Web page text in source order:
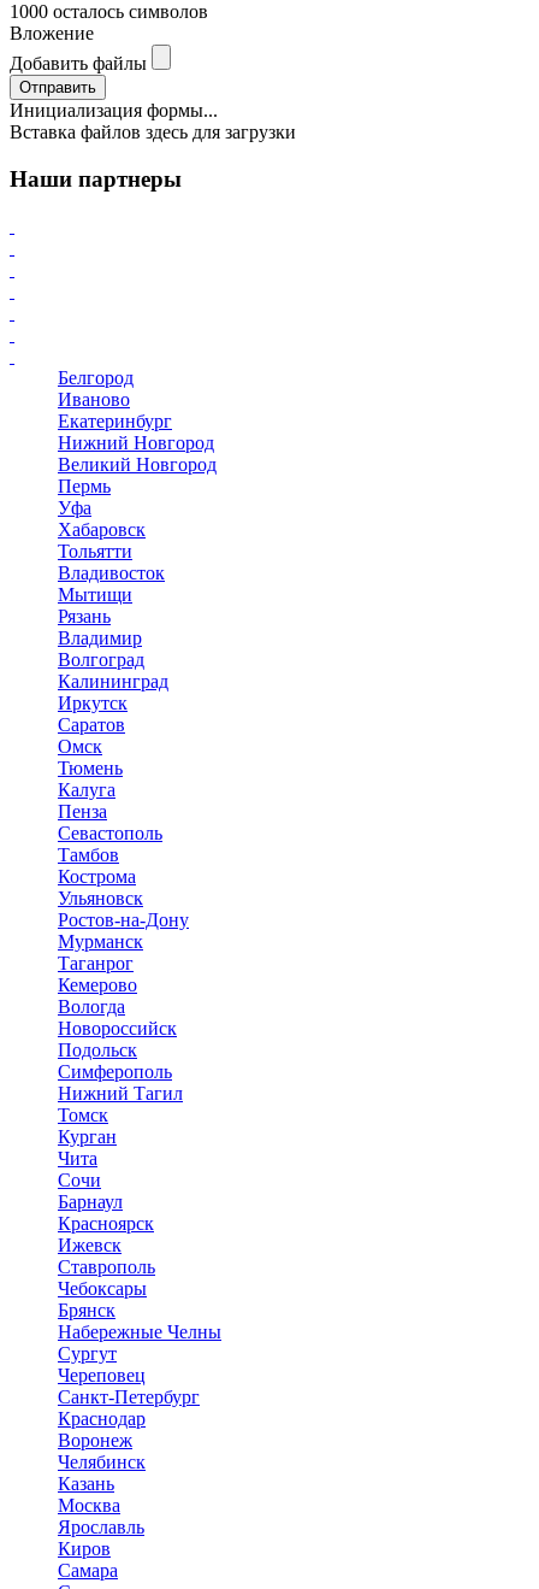
1000 осталось символов
Вложение
Добавить файлы
Отправить
Инициализация формы...
Вставка файлов здесь для загрузки
Наши партнеры
Белгород
Иваново
Екатеринбург
Нижний Новгород
Великий Новгород
Пермь
Уфа
Хабаровск
Тольятти
Владивосток
Мытищи
Рязань
Владимир
Волгоград
Калининград
Иркутск
Саратов
Омск
Тюмень
Калуга
Пенза
Севастополь
Тамбов
Кострома
Ульяновск
Ростов-на-Дону
Мурманск
Таганрог
Кемерово
Вологда
Новороссийск
Подольск
Симферополь
Нижний Тагил
Томск
Курган
Чита
Сочи
Барнаул
Красноярск
Ижевск
Ставрополь
Чебоксары
Брянск
Набережные Челны
Сургут
Череповец
Санкт-Петербург
Краснодар
Воронеж
Челябинск
Казань
Москва
Ярославль
Киров
Самара